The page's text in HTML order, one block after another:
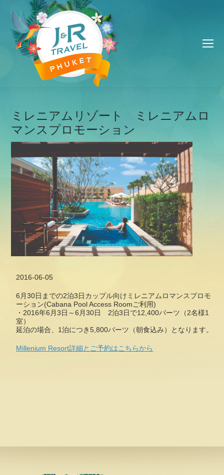
ミレニアムリゾート ミレニアムロ
マンスプロモーション
2016-06-05
6月30日までの2泊3日カップル向けミレニアムロマンスプロモ
ーション(Cabana Pool Access Roomご利用)
・2016年6月3日～6月30日 2泊3日で12,400バーツ（2名様1
室）
延泊の場合、1泊につき5,800バーツ（朝食込み）となります。
Millenium Resort詳細とご予約はこちらから